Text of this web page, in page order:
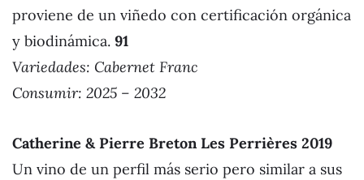
proviene de un viñedo con certificación orgánica
y biodinámica. 91
Variedades: Cabernet Franc
Consumir: 2025 – 2032
Catherine & Pierre Breton Les Perrières 2019
Un vino de un perfil más serio pero similar a sus